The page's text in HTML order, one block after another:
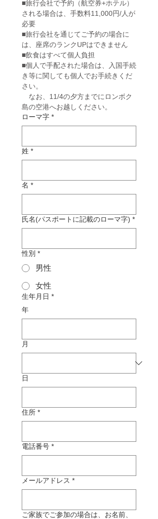
■旅行会社で予約（航空券+ホテル）
される場合は、手数料11,000円/人が
必要
■旅行会社を通じてご予約の場合に
は、座席のランクUPはできません
■飲食はすべて個人負担
■個人で手配された場合は、入国手続
き等に関しても個人でお手続きくだ
さい。
なお、11/4の夕方までにロンボク
島の空港へお越しください。
ローマ字 *
姓 *
名 *
氏名(パスポートに記載のローマ字) *
性別 *
男性
女性
生年月日 *
年
月
日
住所 *
電話番号 *
メールアドレス *
ご家族でご参加の場合は、お名前、